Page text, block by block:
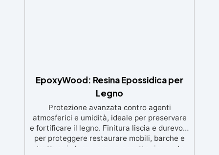
EpoxyWood: Resina Epossidica per
Legno
Protezione avanzata contro agenti
atmosferici e umidità, ideale per preservare
e fortificare il legno. Finitura liscia e durevole
per proteggere restaurare mobili, barche e
strutture in legno con un aspetto rinnovato.